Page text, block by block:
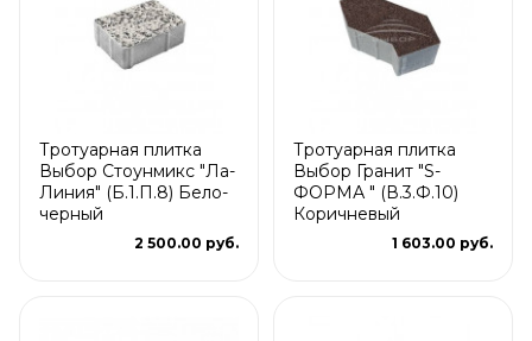
Тротуарная плитка
Выбор Стоунмикс "Ла-
Линия" (Б.1.П.8) Бело-
черный
2 500.00 руб.
Тротуарная плитка
Выбор Гранит "S-
ФОРМА " (В.3.Ф.10)
Коричневый
1 603.00 руб.